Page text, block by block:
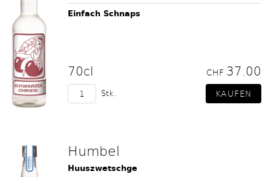
Einfach Schnaps
70cl CHF 37.00
Stk.
Humbel
Huuszwetschge